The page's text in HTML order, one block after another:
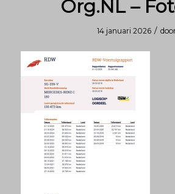
Org.NL –
14 januari 2026 /